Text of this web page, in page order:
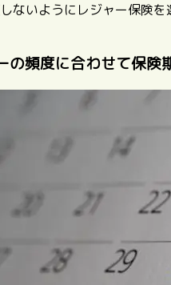
ないようにレジャー保険を
の頻度に合わせて保険